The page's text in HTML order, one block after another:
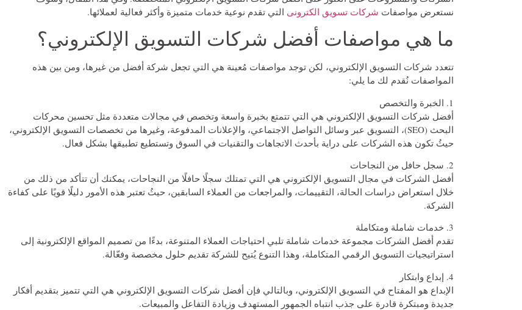
نستعرض مواصفات شركات تسويق الكترونى التي تقدم نوعية خدمات متميزة وأكثر فعالية لعملائها.
ما هي مواصفات أفضل شركات التسويق الإلكتروني؟
تتعدد شركات التسويق الإلكتروني، لكن توجد مواصفات مُعينة هي التي تجعل شركة أفضل من غيرها، ومن بين هذه
المواصفات نُقدم لك ما يلي:
1. الخبرة والتخصص
أفضل شركات التسويق الإلكتروني هي التي تتمتع بخبرة واسعة وتخصص في مجالات متعددة مثل تحسين محركات
البحث (SEO)، التسويق عبر وسائل التواصل الاجتماعي، والإعلانات المدفوعة، وغيرها من تخصصات التسويق الإلكتروني،
حيثُ تكون هذه الشركات على دراية بأحدث الاتجاهات والتقنيات في السوق وتستطيع تطبيقها بشكل فعال.
2. سجل حافل من النجاحات
أفضل الشركات في مجال التسويق الإلكتروني هي التي تمتلك سجلًا حافلًا من النجاحات، يمكنك أن تتأكد من ذلك من
خلال استعراض دراسات الحالة، التقييمات، والمراجعات من العملاء السابقين، حيثُ تعتبر هذه الأمور دليلًا قويًا على كفاءة
الشركة.
3. خدمات شاملة ومتكاملة
تقدم أفضل الشركات مجموعة خدمات شاملة تلبي احتياجات العملاء المتنوعة، بدءًا من تصميم المواقع الإلكترونية إلى
استراتيجيات التسويق الرقمي المتكاملة، وهذا التنوع يُتيح للشركة تقديم حلول مخصصة وفعّالة.
4. إبداع وابتكار
الإبداع هو المفتاح في التسويق الإلكتروني، وبالتالي فإن أفضل شركات التسويق الإلكتروني هي التي تتميز بتقديم أفكار
جديدة ومبتكرة قادرة على جذب انتباه الجمهور المستهدف وزيادة التفاعل والمبيعات.